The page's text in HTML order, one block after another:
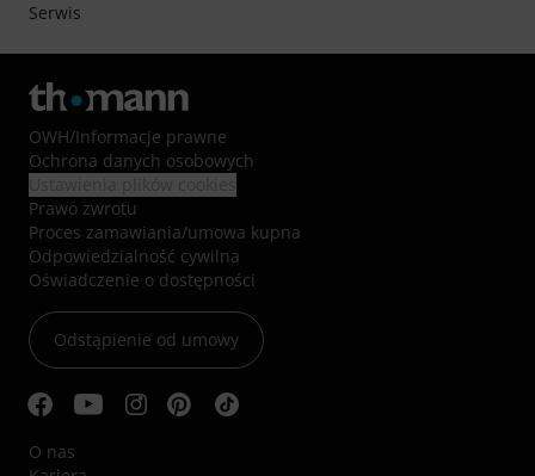
Serwis
OWH/Informacje prawne
Ochrona danych osobowych
Prawo zwrotu
Proces zamawiania/umowa kupna
Odpowiedzialność cywilna
Oświadczenie o dostępności
Odstąpienie od umowy
O nas